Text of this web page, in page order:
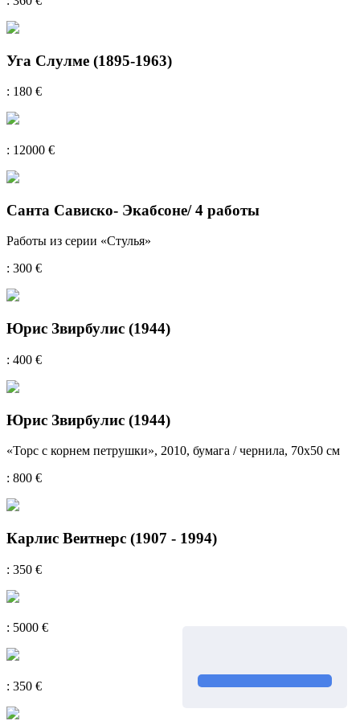
Уга Слулме (1895-1963)
: 180 €
: 12000 €
Санта Сависко- Экабсоне/ 4 работы
Работы из серии «Стулья»
: 300 €
Юрис Звирбулис (1944)
: 400 €
Юрис Звирбулис (1944)
«Торс с корнем петрушки», 2010, бумага / чернила, 70х50 см
: 800 €
Карлис Веитнерс (1907 - 1994)
: 350 €
: 5000 €
: 350 €